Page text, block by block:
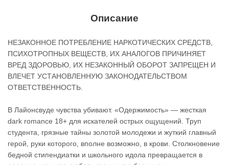
Описание
НЕЗАКОННОЕ ПОТРЕБЛЕНИЕ НАРКОТИЧЕСКИХ СРЕДСТВ,
ПСИХОТРОПНЫХ ВЕЩЕСТВ, ИХ АНАЛОГОВ ПРИЧИНЯЕТ
ВРЕД ЗДОРОВЬЮ, ИХ НЕЗАКОННЫЙ ОБОРОТ ЗАПРЕЩЕН И
ВЛЕЧЕТ УСТАНОВЛЕННУЮ ЗАКОНОДАТЕЛЬСТВОМ
ОТВЕТСТВЕННОСТЬ.
В Лайонсвуде чувства убивают. «Одержимость» — жесткая
dark romance 18+ для искателей острых ощущений. Труп
студента, грязные тайны золотой молодежи и жуткий главный
герой, руки которого, вполне возможно, в крови. Столкновение
бедной стипендиатки и школьного идола превращается в